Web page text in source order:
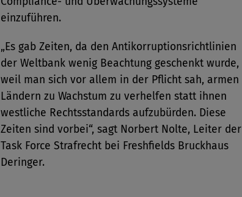
einzuführen.
„Es gab Zeiten, da den Antikorruptionsrichtlinien
der Weltbank wenig Beachtung geschenkt wurde,
weil man sich vor allem in der Pflicht sah, armen
Ländern zu Wachstum zu verhelfen statt ihnen
westliche Rechtsstandards aufzubürden. Diese
Zeiten sind vorbei“, sagt Norbert Nolte, Leiter der
Task Force Strafrecht bei Freshfields Bruckhaus
Deringer.